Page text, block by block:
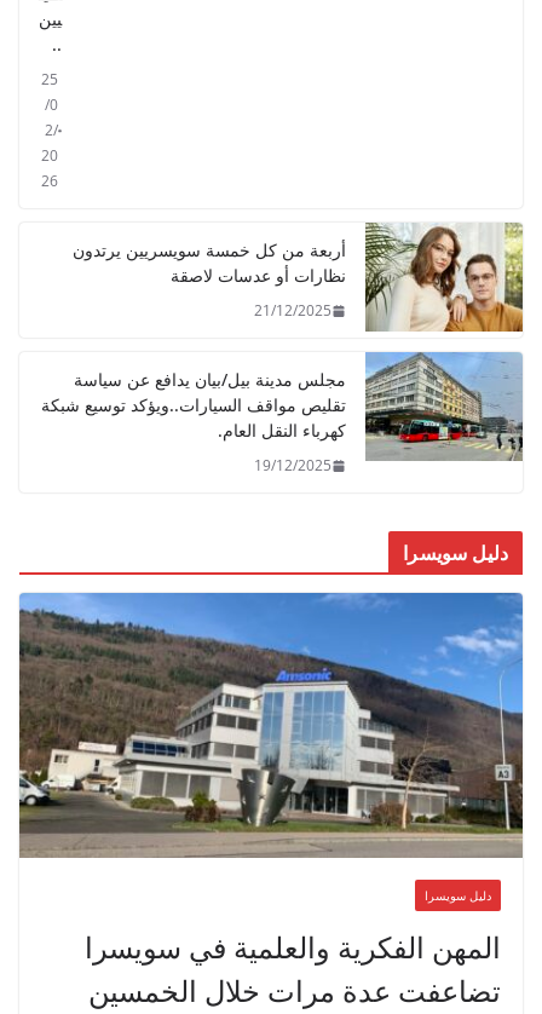
يين
..
25
/0
2/
20
26
أربعة من كل خمسة سويسريين يرتدون
نظارات أو عدسات لاصقة
21/12/2025
مجلس مدينة بيل/بيان يدافع عن سياسة
تقليص مواقف السيارات..ويؤكد توسيع شبكة
كهرباء النقل العام.
19/12/2025
دليل سويسرا
دليل سويسرا
المهن الفكرية والعلمية في سويسرا
تضاعفت عدة مرات خلال الخمسين